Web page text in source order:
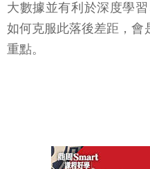
大數據並有利於深度學
如何克服此落後差距，會
重點。